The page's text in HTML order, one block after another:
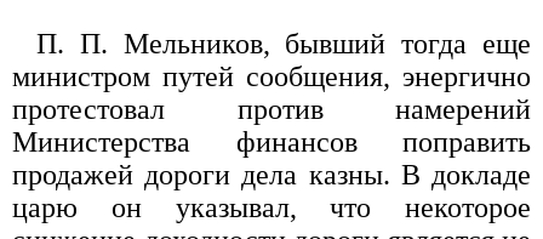
П. П. Мельников, бывший тогда еще
министром путей сообщения, энергично
протестовал против намерений
Министерства финансов поправить
продажей дороги дела казны. В докладе
царю он указывал, что некоторое